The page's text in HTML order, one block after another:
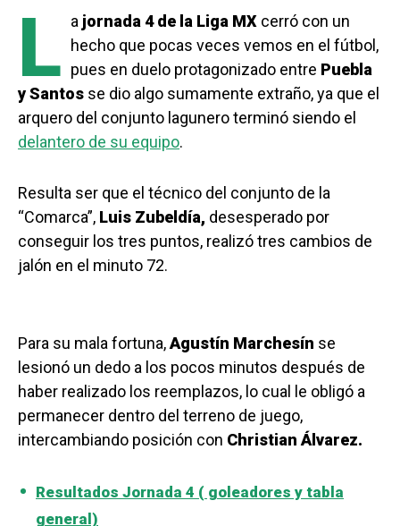
L a jornada 4 de la Liga MX cerró con un
hecho que pocas veces vemos en el fútbol,
pues en duelo protagonizado entre Puebla
y Santos se dio algo sumamente extraño, ya que el
arquero del conjunto lagunero terminó siendo el
delantero de su equipo.
Resulta ser que el técnico del conjunto de la
“Comarca”, Luis Zubeldía, desesperado por
conseguir los tres puntos, realizó tres cambios de
jalón en el minuto 72.
Para su mala fortuna,Agustín Marchesín se
lesionó un dedo a los pocos minutos después de
haber realizado los reemplazos, lo cual le obligó a
permanecer dentro del terreno de juego,
intercambiando posición con Christian Álvarez.
Resultados Jornada 4 ( goleadores y tabla
general)